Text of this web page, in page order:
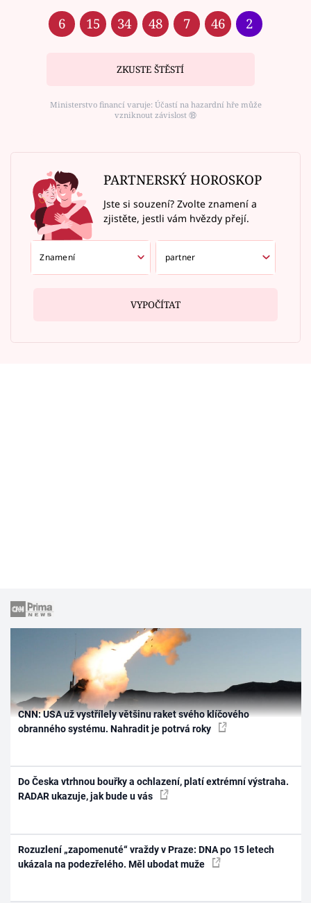
6 15 34 48 7 46 2
ZKUSTE ŠTĚSTÍ
Ministerstvo financí varuje: Účastí na hazardní hře může
vzniknout závislost ⑱
PARTNERSKÝ HOROSKOP
Jste si souzení? Zvolte znamení a
zjistěte, jestli vám hvězdy přejí.
VYPOČÍTAT
CNN: USA už vystřílely většinu raket svého klíčového
obranného systému. Nahradit je potrvá roky
Do Česka vtrhnou bouřky a ochlazení, platí extrémní výstraha.
RADAR ukazuje, jak bude u vás
Rozuzlení „zapomenuté“ vraždy v Praze: DNA po 15 letech
ukázala na podezřelého. Měl ubodat muže